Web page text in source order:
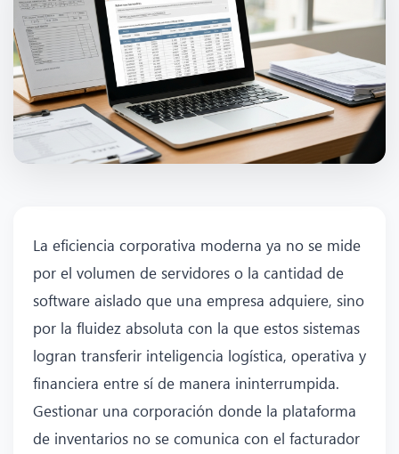
La eficiencia corporativa moderna ya no se mide
por el volumen de servidores o la cantidad de
software aislado que una empresa adquiere, sino
por la fluidez absoluta con la que estos sistemas
logran transferir inteligencia logística, operativa y
financiera entre sí de manera ininterrumpida.
Gestionar una corporación donde la plataforma
de inventarios no se comunica con el facturador